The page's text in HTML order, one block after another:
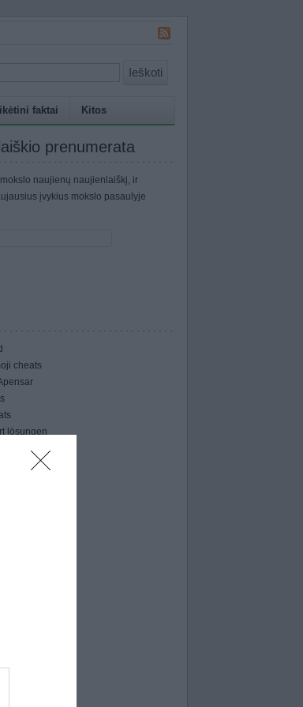
Ieškoti
faktai Kitos
prenumerata
naujienų naujienlaiškį, ir
įvykius mokslo pasaulyje
cheats
lösungen
answers